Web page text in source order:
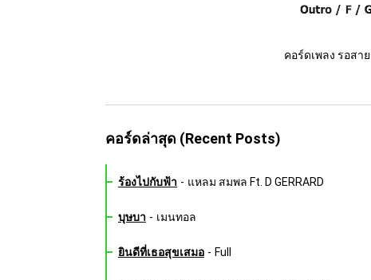
คอร์ดเพลง รอสา
คอร์ดล่าสุด (Recent Posts)
ร้องไปกับฟ้า - แหลม สมพล Ft. D GERRARD
บุษบา - เมนทอล
ยินดีที่เธอสุขเสมอ - Full